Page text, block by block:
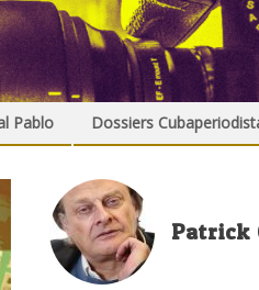
Pablo Dossiers
Patrick